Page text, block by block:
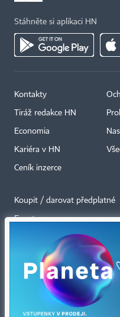
Stáhněte si aplikaci HN
Kontakty
Tiráž redakce HN
Economia
Kariéra v HN
Ceník inzerce
Koupit / darovat předplatné
Eventy
RSS kanály
Autorská práva vykonává
zakázáno jakékoli užití částí